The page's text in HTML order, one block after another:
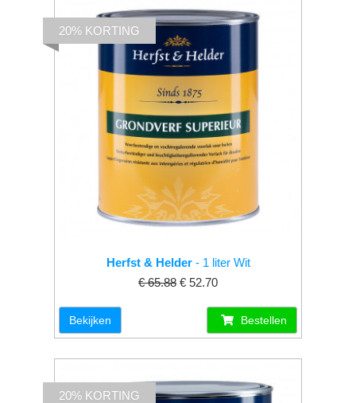
Herfst & Helder- 1 liter Wit
€ 65.88 € 52.70
20% KORTING
Bekijken Bestellen
20% KORTING